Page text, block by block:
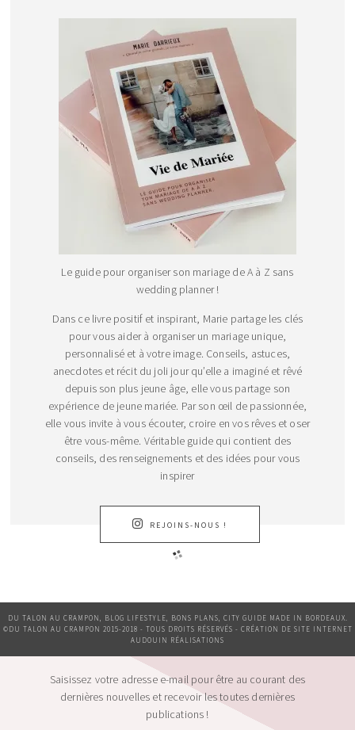
Le guide pour organiser son mariage de A à Z sans
wedding planner !
Dans ce livre positif et inspirant, Marie partage les clés
pour vous aider à organiser un mariage unique,
personnalisé et à votre image. Conseils, astuces,
anecdotes et récit du joli jour qu’elle a imaginé et rêvé
depuis son plus jeune âge, elle vous partage son
expérience de jeune mariée. Par son œil de passionnée,
elle vous invite à vous écouter, croire en vos rêves et oser
être vous-même. Véritable guide qui contient des
conseils, des renseignements et des idées pour vous
inspirer
REJOINS-NOUS !
DU TALON AU CRAMPON, BLOG LIFESTYLE, BONS PLANS, CITY GUIDE MADE IN BORDEAUX.
©DU TALON AU CRAMPON 2015-2018 - TOUS DROITS RÉSERVÉS - CRÉATION DE SITE INTERNET
AUDOUIN RÉALISATIONS
Saisissez votre adresse e-mail pour être au courant des
dernières nouvelles et recevoir les toutes dernières
publications !